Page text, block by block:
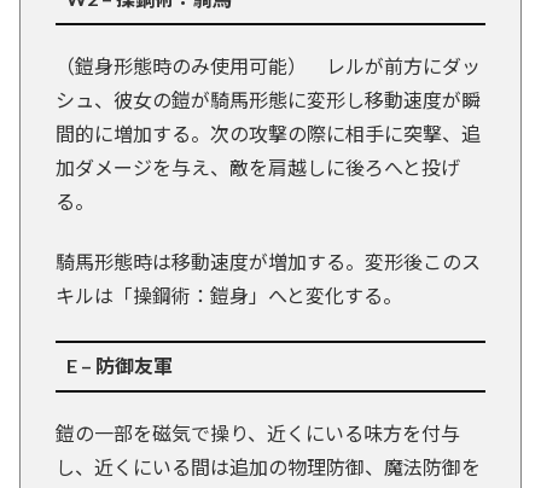
（鎧身形態時のみ使用可能） レルが前方にダッ
シュ、彼女の鎧が騎馬形態に変形し移動速度が瞬
間的に増加する。次の攻撃の際に相手に突撃、追
加ダメージを与え、敵を肩越しに後ろへと投げ
る。
騎馬形態時は移動速度が増加する。変形後このス
キルは「操鋼術：鎧身」へと変化する。
E – 防御友軍
鎧の一部を磁気で操り、近くにいる味方を付与
し、近くにいる間は追加の物理防御、魔法防御を